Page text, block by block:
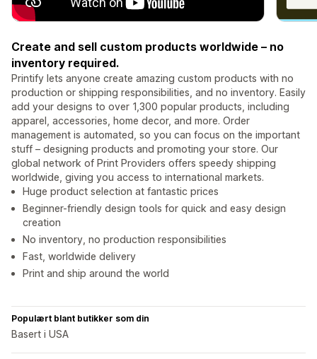
Create and sell custom products worldwide – no
inventory required.
Printify lets anyone create amazing custom products with no
production or shipping responsibilities, and no inventory. Easily
add your designs to over 1,300 popular products, including
apparel, accessories, home decor, and more. Order
management is automated, so you can focus on the important
stuff – designing products and promoting your store. Our
global network of Print Providers offers speedy shipping
worldwide, giving you access to international markets.
Huge product selection at fantastic prices
Beginner-friendly design tools for quick and easy design
creation
No inventory, no production responsibilities
Fast, worldwide delivery
Print and ship around the world
Populært blant butikker som din
Basert i USA